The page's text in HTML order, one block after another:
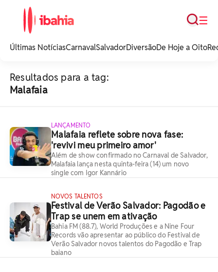
noticias e
☰
Busca
Últimas NotíciasCarnavalSalvadorDiversãoDe Hoje a Oito
Resultados para a tag:
Malafaia
LANÇAMENTO
Malafaia reflete sobre nova fase:
'revivi meu primeiro amor'
Além de show confirmado no Carnaval de Salvador,
Malafaia lança nesta quinta-feira (14) um novo
single com Igor Kannário
NOVOS TALENTOS
Festival de Verão Salvador: Pagodão e
Trap se unem em ativação
Bahia FM (88.7), World Produções e a Nine Four
Records vão apresentar ao público do Festival de
Verão Salvador novos talentos do Pagodão e Trap
baiano